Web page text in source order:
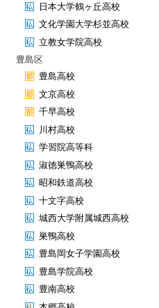
日本大学鶴ヶ丘高校
文化学園大学杉並高校
立教女学院高校
豊島区
豊島高校
文京高校
千早高校
川村高校
学習院高等科
淑徳巣鴨高校
昭和鉄道高校
十文字高校
城西大学附属城西高校
巣鴨高校
豊島岡女子学園高校
豊島学院高校
豊南高校